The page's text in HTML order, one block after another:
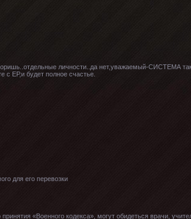
личности..да нет,уважаемый-СИСТЕМА
будет полное счастье.
для его перевозки
«Военного кодекса», могут обидеться врачи,